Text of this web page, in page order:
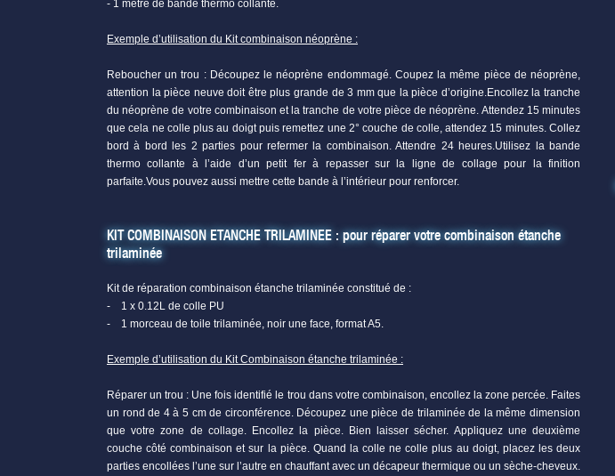
- 1 mètre de bande thermo collante.
Exemple d’utilisation du Kit combinaison néoprène :
Reboucher un trou : Découpez le néoprène endommagé. Coupez la même pièce de néoprène,
attention la pièce neuve doit être plus grande de 3 mm que la pièce d’origine.Encollez la tranche
du néoprène de votre combinaison et la tranche de votre pièce de néoprène. Attendez 15 minutes
que cela ne colle plus au doigt puis remettez une 2° couche de colle, attendez 15 minutes. Collez
bord à bord les 2 parties pour refermer la combinaison. Attendre 24 heures.Utilisez la bande
thermo collante à l’aide d’un petit fer à repasser sur la ligne de collage pour la finition
parfaite.Vous pouvez aussi mettre cette bande à l’intérieur pour renforcer.
KIT COMBINAISON ETANCHE TRILAMINEE : pour réparer votre combinaison étanche
trilaminée
Kit de réparation combinaison étanche trilaminée constitué de :
- 1 x 0.12L de colle PU
- 1 morceau de toile trilaminée, noir une face, format A5.
Exemple d’utilisation du Kit Combinaison étanche trilaminée :
Réparer un trou : Une fois identifié le trou dans votre combinaison, encollez la zone percée. Faites
un rond de 4 à 5 cm de circonférence. Découpez une pièce de trilaminée de la même dimension
que votre zone de collage. Encollez la pièce. Bien laisser sécher. Appliquez une deuxième
couche côté combinaison et sur la pièce. Quand la colle ne colle plus au doigt, placez les deux
parties encollées l’une sur l’autre en chauffant avec un décapeur thermique ou un sèche-cheveux.